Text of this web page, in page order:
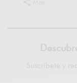
Suscríbete y